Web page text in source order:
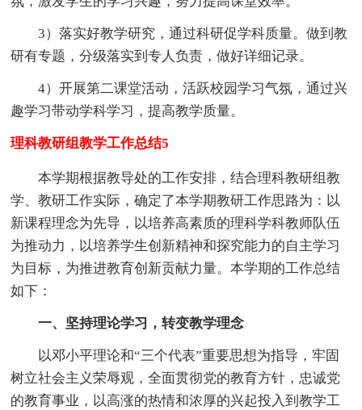
3）落实好教学研究，通过科研促学科质量。做到教
研有专题，分级落实到专人负责，做好详细记录。
4）开展第二课堂活动，活跃校园学习气氛，通过兴
趣学习带动学科学习，提高教学质量。
理科教研组教学工作总结5
本学期根据教导处的工作安排，结合理科教研组教
学、教研工作实际，确定了本学期教研工作思路为：以
新课程理念为先导，以培养高素质的理科学科教师队伍
为推动力，以培养学生创新精神和探究能力的自主学习
为目标，为推进教育创新贡献力量。本学期的工作总结
如下：
一、坚持理论学习，转变教学理念
以邓小平理论和“三个代表”重要思想为指导，牢固
树立社会主义荣辱观，全面贯彻党的教育方针，忠诚党
的教育事业，以高涨的热情和浓厚的兴起投入到教学工